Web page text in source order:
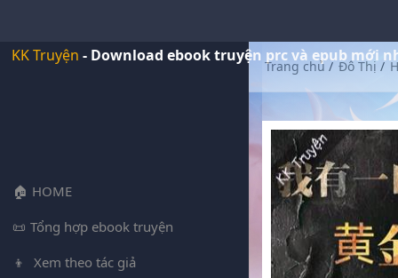
KK Truyện - Download ebook truyện prc và epub mới
HOME
Tổng hợp ebook truyện
Xem theo tác giả
Trang chủ/ Đô Thị/